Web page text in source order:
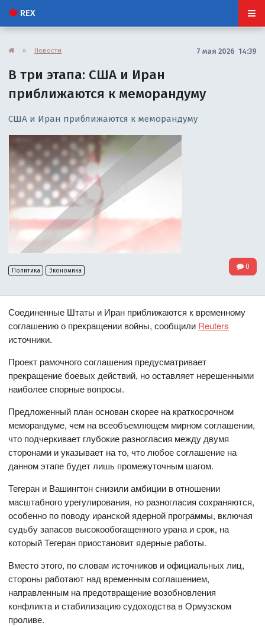
REX
» Новости 7 мая 2026 14:39
В три этапа: США и Иран
приближаются к меморандуму
США и Иран приближаются к меморандуму
Политика Экономика 0
Соединенные Штаты и Иран приближаются к временному
соглашению о прекращении войны, сообщили Reuters
источники.
Проект рамочного соглашения предусматривает
прекращение боевых действий, но оставляет нерешенными
наиболее спорные вопросы.
Предложенный план основан скорее на краткосрочном
меморандуме, чем на всеобъемлющем мирном соглашении,
что подчеркивает глубокие разногласия между двумя
сторонами и указывает на то, что любое соглашение на
данном этапе будет лишь промежуточным шагом.
Тегеран и Вашингтон снизили амбиции в отношении
масштабного урегулирования, но разногласия сохраняются,
особенно по поводу иранской ядерной программы, включая
судьбу запасов высокообогащенного урана и срок, на
который Тегеран приостановит ядерные работы.
Вместо этого, по словам источников и официальных лиц,
стороны работают над временным соглашением,
направленным на предотвращение возобновления
конфликта и стабилизацию судоходства в Ормузском
проливе.